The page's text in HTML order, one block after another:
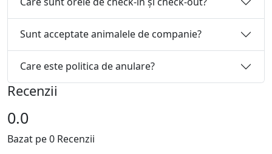
Sunt acceptate animalele de companie?
Care este politica de anulare?
Recenzii
0.0
Bazat pe 0 Recenzii